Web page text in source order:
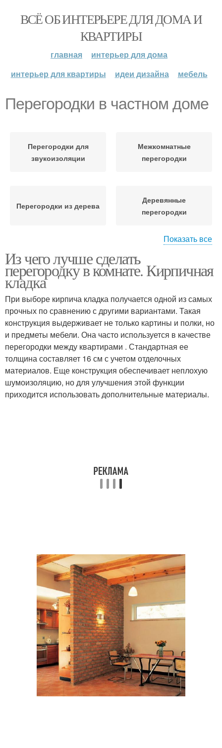
ВСЁ ОБ ИНТЕРЬЕРЕ ДЛЯ ДОМА И
КВАРТИРЫ
главная
интерьер для дома
интерьер для квартиры
идеи дизайна мебель
Перегородки в частном доме
Перегородки для
звукоизоляции
Межкомнатные
перегородки
Перегородки из дерева
Деревянные
перегородки
квартире
Требования к
перегородкам
Разделительные
перегородки
Торговые перегородки Дешевая перегородка
Перегородки в комнате
Цены на декоративные
Перегородки из
гипсокартона
Межкомнатная
перегородка
Быстровозводимые
перегородки
Показать все
Из чего лучше сделать
перегородку в комнате. Кирпичная
кладка
При выборе кирпича кладка получается одной из самых
прочных по сравнению с другими вариантами. Такая
конструкция выдерживает не только картины и полки, но
и предметы мебели. Она часто используется в качестве
перегородки между квартирами . Стандартная ее
толщина составляет 16 см с учетом отделочных
материалов. Еще конструкция обеспечивает неплохую
шумоизоляцию, но для улучшения этой функции
приходится использовать дополнительные материалы.